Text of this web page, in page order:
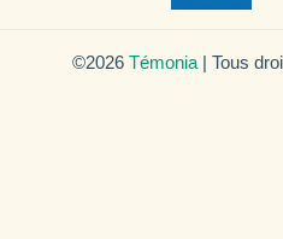
©2026 Témonia | Tous